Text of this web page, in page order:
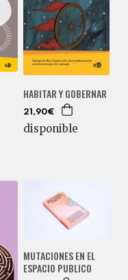
HABITAR Y GOBERNAR
21,90€
disponible
MUTACIONES EN EL
ESPACIO PUBLICO